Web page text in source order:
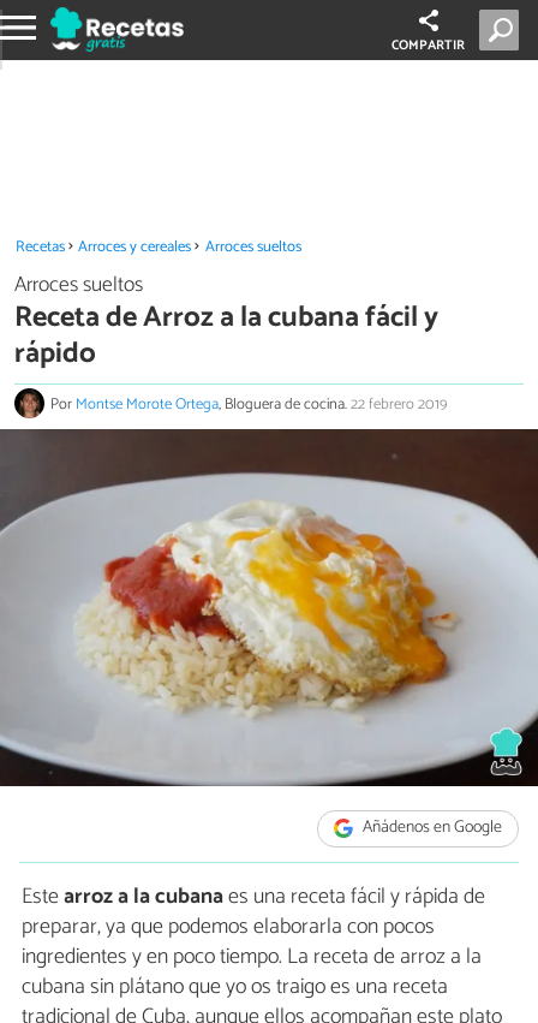
COMPARTIR
Recetas Arroces y cereales Arroces sueltos
Arroces sueltos
Receta de Arroz a la cubana fácil y
rápido
PorMontse Morote Ortega, Bloguera de cocina.22 febrero 2019
Añádenos en Google
Estearroz a la cubanaes una receta fácil y rápida de
preparar, ya que podemos elaborarla con pocos
ingredientes y en poco tiempo. La receta de arroz a la
cubana sin plátano que yo os traigo es una receta